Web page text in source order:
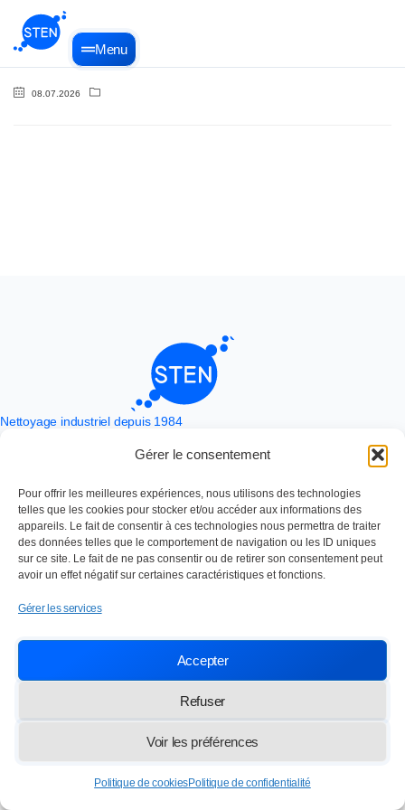
Gérer le consentement
Pour offrir les meilleures expériences, nous utilisons des technologies
telles que les cookies pour stocker et/ou accéder aux informations des
appareils. Le fait de consentir à ces technologies nous permettra de traiter
des données telles que le comportement de navigation ou les ID uniques
sur ce site. Le fait de ne pas consentir ou de retirer son consentement peut
avoir un effet négatif sur certaines caractéristiques et fonctions.
Gérer les services
Accepter
Refuser
Voir les préférences
Politique de cookiesPolitique de confidentialité
Menu
08.07.2026
Nettoyage industriel depuis 1984
13 rue des Frères Lumière 77100 Meaux
info@lasten.fr 01 64 36 48 20
© 2026 STEN — Tous droits réservés